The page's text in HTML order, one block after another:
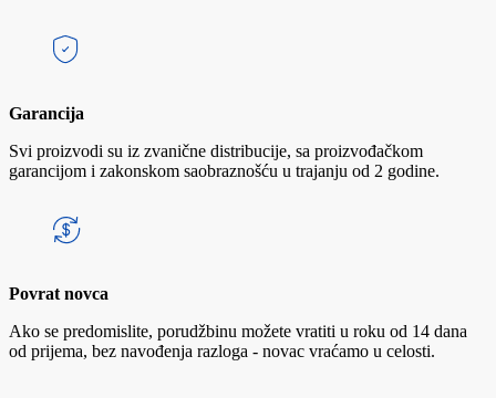
Garancija
Svi proizvodi su iz zvanične distribucije, sa proizvođačkom
garancijom i zakonskom saobraznošću u trajanju od 2 godine.
Povrat novca
Ako se predomislite, porudžbinu možete vratiti u roku od 14 dana
od prijema, bez navođenja razloga - novac vraćamo u celosti.